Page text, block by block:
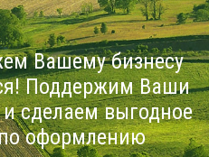
Вашему бизнесу
Поддержим Ваши
сделаем выгодное
оформлению